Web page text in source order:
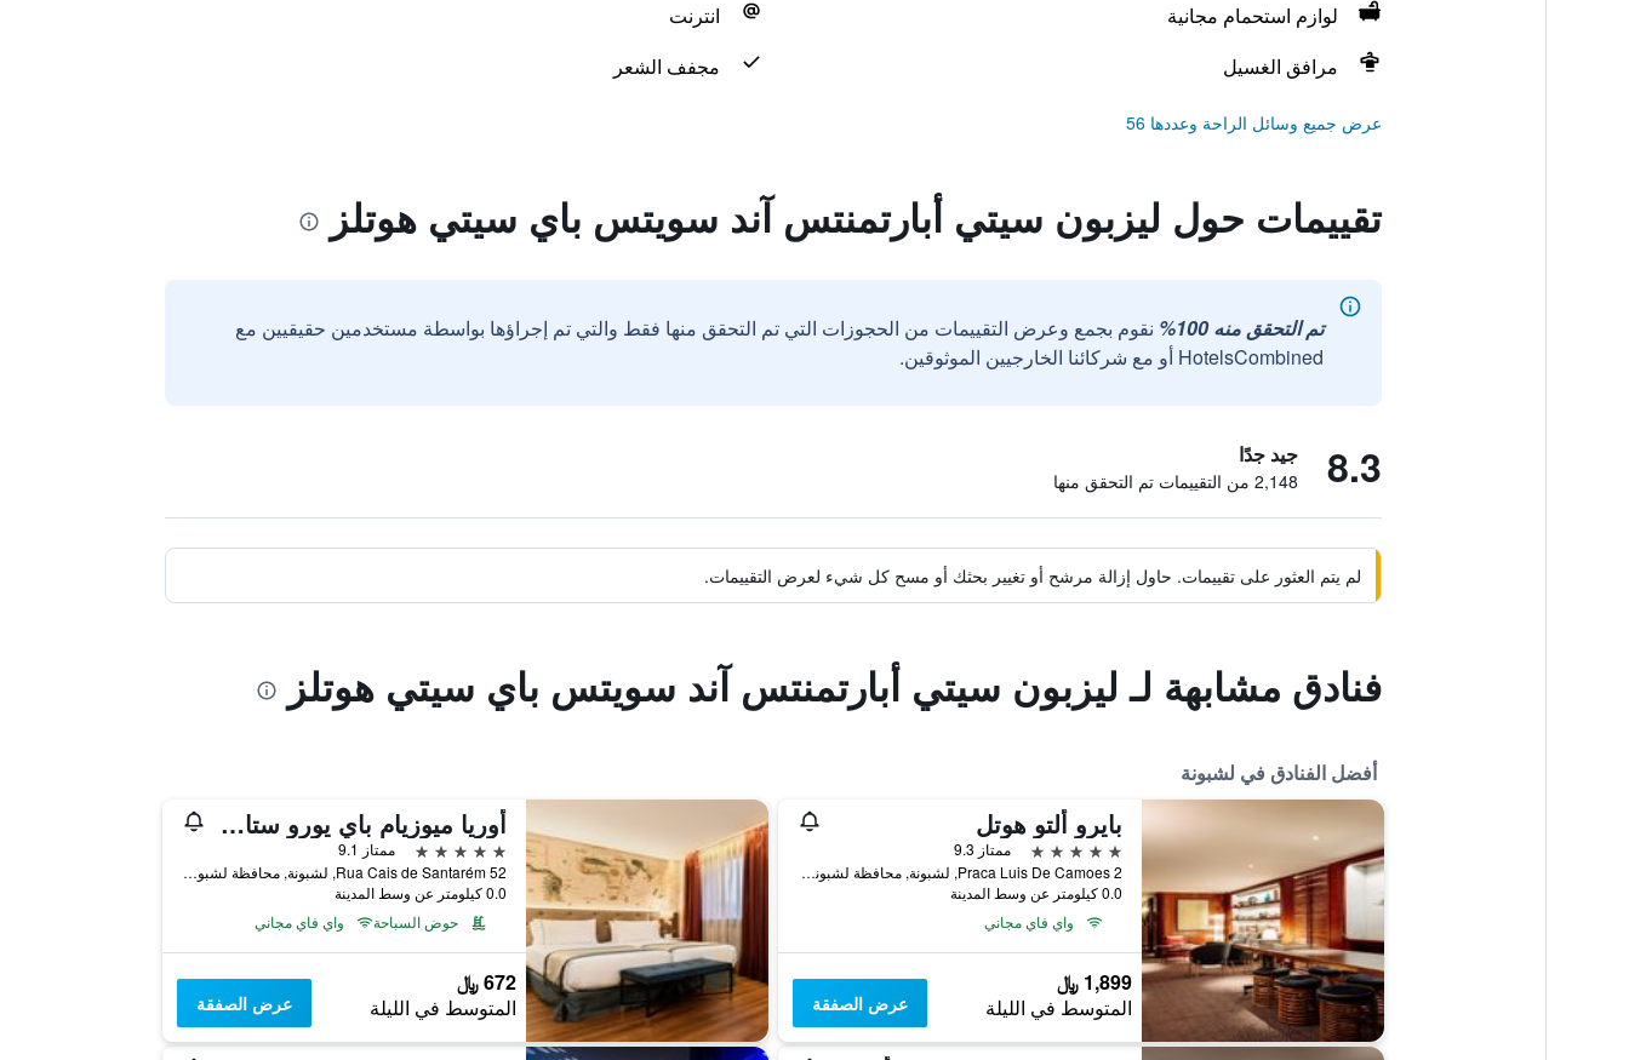
لوازم استحمام مجانية
انترنت
مرافق الغسيل
مجفف الشعر
عرض جميع وسائل الراحة وعددها 56
تقييمات حول ليزبون سيتي أبارتمنتس آند سويتس باي سيتي هوتلز
تم التحقق منه 100%
نقوم بجمع وعرض التقييمات من الحجوزات التي تم التحقق منها فقط والتي تم إجراؤها بواسطة مستخدمين حقيقيين مع
HotelsCombined أو مع شركائنا الخارجيين الموثوقين.
8.3 جيد جدًا
2,148 من التقييمات تم التحقق منها
لم يتم العثور على تقييمات. حاول إزالة مرشح أو تغيير بحثك أو مسح كل شيء لعرض التقييمات.
فنادق مشابهة لـ ليزبون سيتي أبارتمنتس آند سويتس باي سيتي هوتلز
أفضل الفنادق في لشبونة
بايرو ألتو هوتل
5 نجوم
ممتاز 9.3
Praca Luis De Camoes 2, لشبونة, محافظة لشبونة, البرتغال
0.0 كيلومتر عن وسط المدينة
واي فاي مجاني
1,899 ﷼
المتوسط في الليلة عرض الصفقة
أوريا ميوزيام باي يورو ستارز هوتل كامباني
5 نجوم
ممتاز 9.1
Rua Cais de Santarém 52, لشبونة, محافظة لشبونة, البرتغال
0.0 كيلومتر عن وسط المدينة
حوض السباحة
واي فاي مجاني
672 ﷼
المتوسط في الليلة عرض الصفقة